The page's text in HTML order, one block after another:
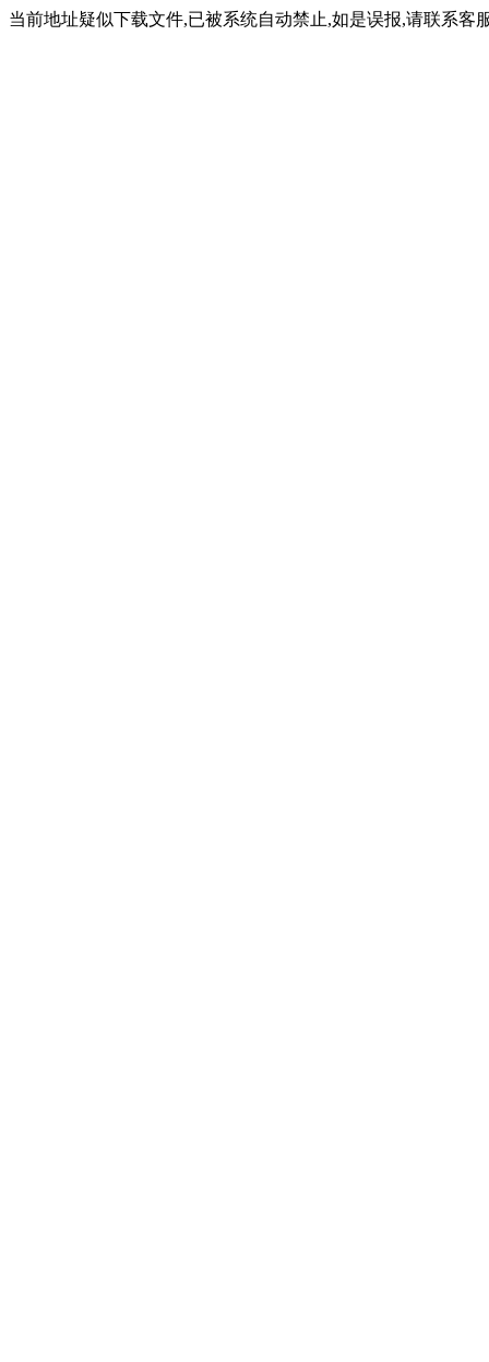
当前地址疑似下载文件,已被系统自动禁止,如是误报,请联系客